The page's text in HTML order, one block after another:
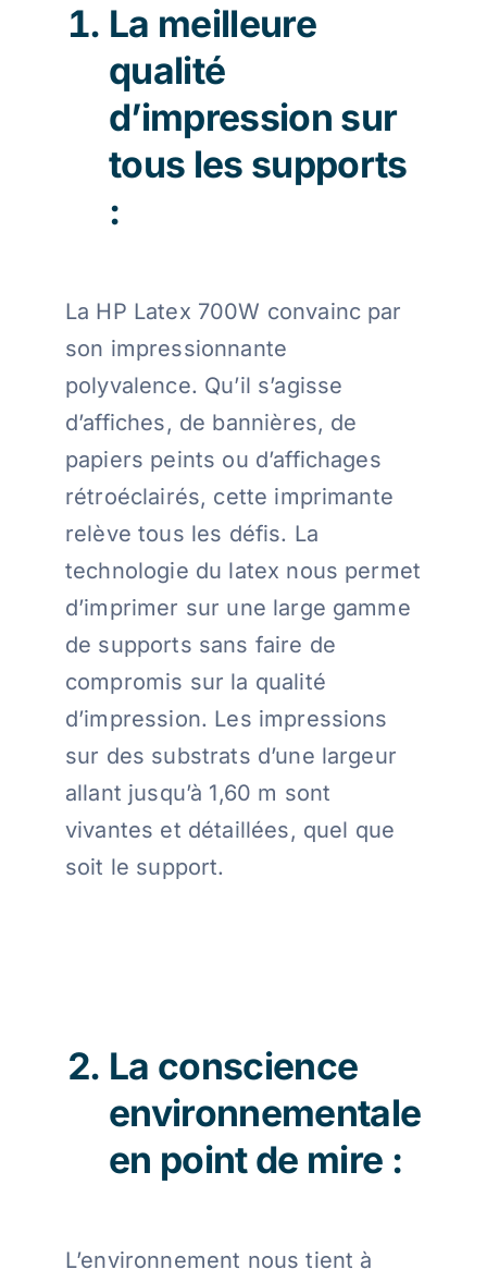
La meilleure
qualité
d’impression sur
tous les supports
:
La HP Latex 700W convainc par
son impressionnante
polyvalence. Qu’il s’agisse
d’affiches, de bannières, de
papiers peints ou d’affichages
rétroéclairés, cette imprimante
relève tous les défis. La
technologie du latex nous permet
d’imprimer sur une large gamme
de supports sans faire de
compromis sur la qualité
d’impression. Les impressions
sur des substrats d’une largeur
allant jusqu’à 1,60 m sont
vivantes et détaillées, quel que
soit le support.
La conscience
environnementale
en point de mire :
L’environnement nous tient à